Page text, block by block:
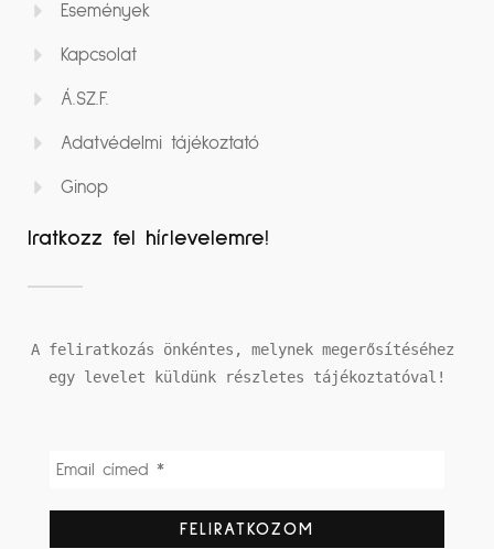
Események
Kapcsolat
Á.SZ.F.
Adatvédelmi tájékoztató
Ginop
Iratkozz fel hírlevelemre!
A feliratkozás önkéntes, melynek megerősítéséhez
egy levelet küldünk részletes tájékoztatóval!